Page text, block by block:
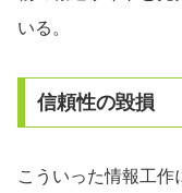
いる。
信頼性の毀損
こういった情報工